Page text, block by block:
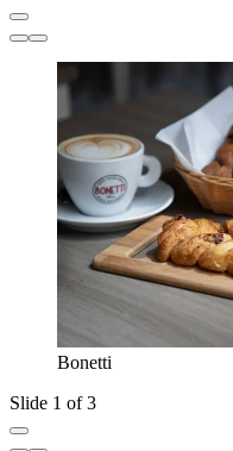
Bonetti
Slide 1 of 3